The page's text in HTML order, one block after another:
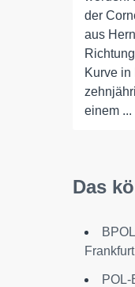
der
aus
Kurve in
einem ...
Das